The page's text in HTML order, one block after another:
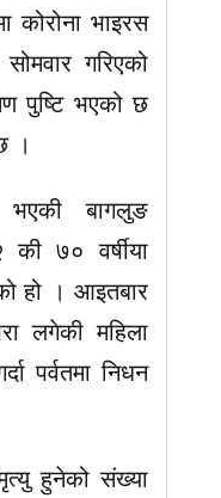
कोरोना भाइरस
गरिएको
पुष्टि भएको छ
।
बागलुङ
की ७० वर्षीया
हो । आइतबार
लगेकी महिला
पर्वतमा निधन
हुनेको संख्या